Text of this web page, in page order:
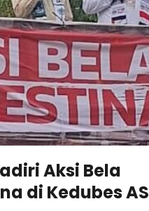
Aksi Bela
di Kedubes AS